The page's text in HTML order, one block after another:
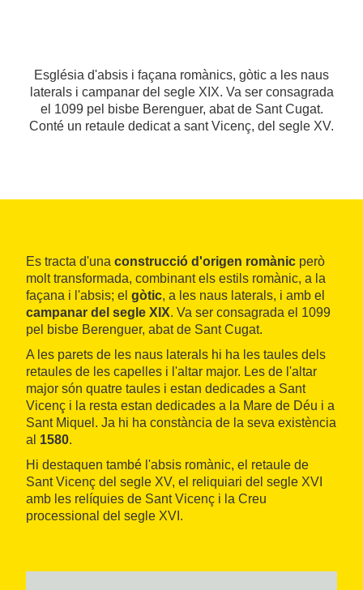
Església d'absis i façana romànics, gòtic a les naus
laterals i campanar del segle XIX. Va ser consagrada
el 1099 pel bisbe Berenguer, abat de Sant Cugat.
Conté un retaule dedicat a sant Vicenç, del segle XV.
Es tracta d'una construcció d'origen romànic però
molt transformada, combinant els estils romànic, a la
façana i l'absis; el gòtic, a les naus laterals, i amb el
campanar del segle XIX. Va ser consagrada el 1099
pel bisbe Berenguer, abat de Sant Cugat.
A les parets de les naus laterals hi ha les taules dels
retaules de les capelles i l'altar major. Les de l'altar
major són quatre taules i estan dedicades a Sant
Vicenç i la resta estan dedicades a la Mare de Déu i a
Sant Miquel. Ja hi ha constància de la seva existència
al 1580.
Hi destaquen també l'absis romànic, el retaule de
Sant Vicenç del segle XV, el reliquiari del segle XVI
amb les relíquies de Sant Vicenç i la Creu
processional del segle XVI.